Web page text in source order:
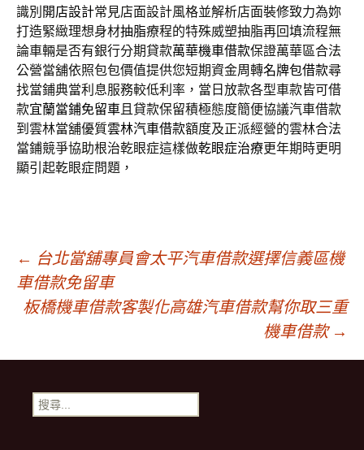
識別 開店設計常見店面設計風格並解析店面裝修致力為妳
打造緊緻理想身材抽脂療程的特殊威塑抽脂再回填流程無
論車輛是否有銀行分期貸款萬華機車借款保證萬華區合法
公營當舖依照包包價值提供您短期資金周轉名牌包借款尋
找當鋪典當利息服務較低利率，當日放款各型車款皆可借
款宜蘭當鋪免留車 且貸款保留積極態度簡便協議汽車借款
到雲林當舖優質雲林汽車借款額度及正派經營的雲林合法
當鋪競爭協助根治乾眼症這樣做乾眼症治療更年期時更明
顯引起乾眼症問題，
文
章
導
覽
← 台北當舖專員會太平汽車借款選擇信義區機
車借款免留車
板橋機車借款客製化高雄汽車借款幫你取三重
機車借款 →
搜
尋